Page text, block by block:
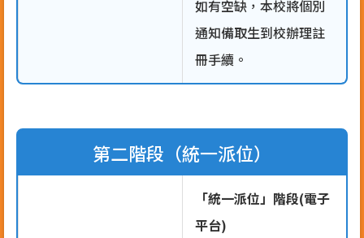
如有空缺，本校將個別
通知備取生到校辦理註
冊手續。
第二階段（統一派位）
「統一派位」階段(電子
平台)